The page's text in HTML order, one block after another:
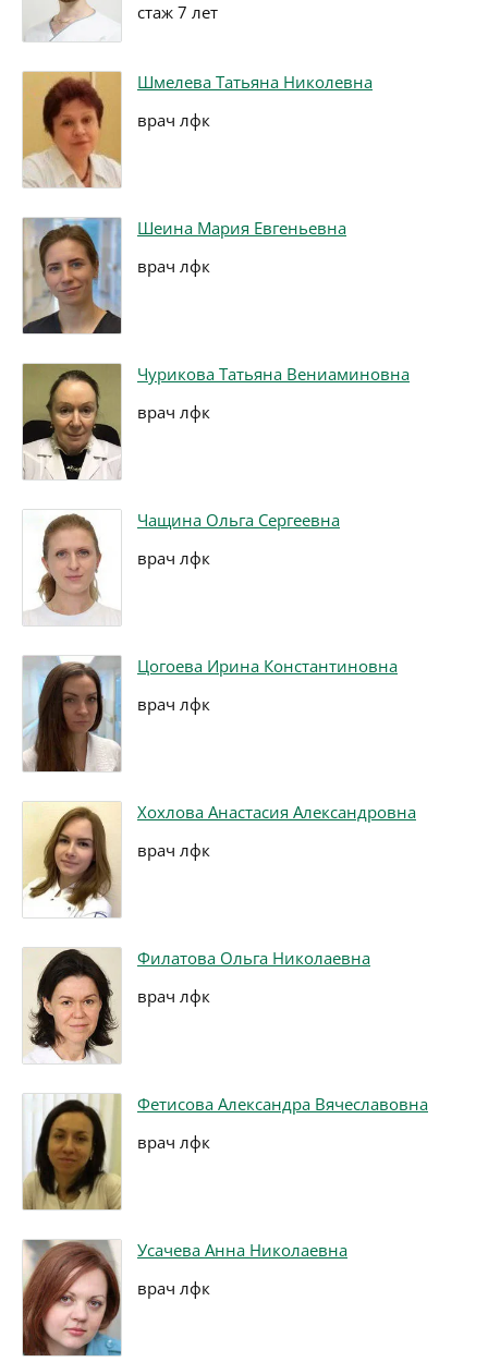
стаж 7 лет
Шмелева Татьяна Николевна
врач лфк
Шеина Мария Евгеньевна
врач лфк
Чурикова Татьяна Вениаминовна
врач лфк
Чащина Ольга Сергеевна
врач лфк
Цогоева Ирина Константиновна
врач лфк
Хохлова Анастасия Александровна
врач лфк
Филатова Ольга Николаевна
врач лфк
Фетисова Александра Вячеславовна
врач лфк
Усачева Анна Николаевна
врач лфк